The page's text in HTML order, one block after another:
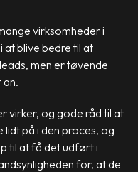
virksomheder i
at blive bedre til at
men er tøvende
an.
virker, og gode råd til at
lidt på i den proces, og
til at få det udført i
for, at de